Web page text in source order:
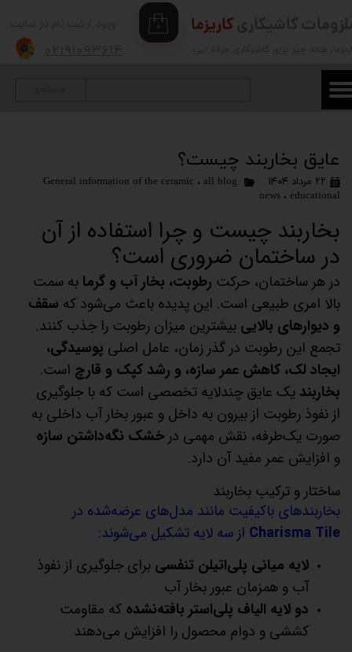
۰
تغییر گذر واژه
سفارشات
کاریزما
عایق بخاربند چیست؟
۲۲ مرداد ۱۴۰۴ General information of the ceramic ، all blog
news ، educational
بخاربند چیست و چرا استفاده از آن
در ساختمان ضروری است؟
در هر ساختمان، حرکت رطوبت، بخار آب و گرما به سمت
بالا امری طبیعی است. این پدیده باعث می‌شود که سقف
و دیوارهای بالایی بیشترین میزان رطوبت را جذب کنند.
تجمع این رطوبت در گذر زمان، عامل اصلی پوسیدگی،
ایجاد لک، کاهش عمر سازه، و رشد کپک و قارچ است.
بخاربند یک عایق چندلایه تخصصی است که با جلوگیری
از نفوذ رطوبت از بیرون به داخل و عبور بخار آب داخلی به
صورت یک‌طرفه، نقش مهمی در خشک نگه‌داشتن سازه
و افزایش عمر مفید آن دارد.
ساختار و ترکیب بخاربند
بخاربندهای باکیفیت مانند مدل‌های عرضه‌شده در
Charisma Tile از سه لایه تشکیل می‌شوند:
لایه میانی پلی‌اتیلن تنفسی برای جلوگیری از نفوذ
آب و همزمان عبور بخار آب
دو لایه الیاف پلی‌استر بافته‌نشده که مقاومت
کششی و دوام محصول را افزایش می‌دهند